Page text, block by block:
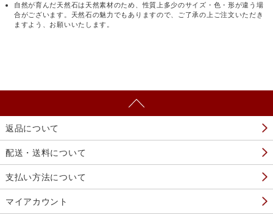
自然が育んだ天然石は天然素材のため、性質上多少のサイズ・色・形が違う場
合がございます。天然石の魅力でもありますので、ご了承の上ご注文いただき
ますよう、お願いいたします。
返品について
配送・送料について
支払い方法について
マイアカウント